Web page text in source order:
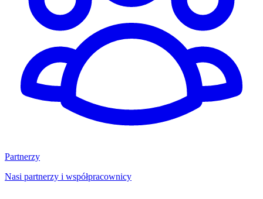
Partnerzy
Nasi partnerzy i współpracownicy